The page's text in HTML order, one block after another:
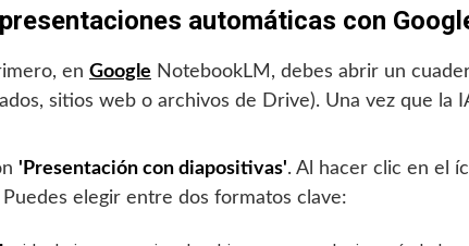
automáticas con
en Google NotebookLM, debes abrir un
sitios web o archivos de Drive). Una vez que la
'Presentación con diapositivas'. Al hacer clic en el
elegir entre dos formatos clave: